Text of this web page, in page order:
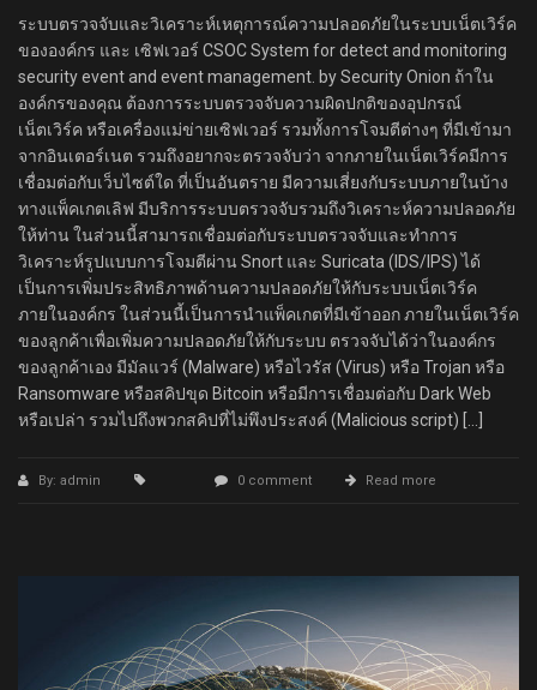
ระบบตรวจจับและวิเคราะห์เหตุการณ์ความปลอดภัยในระบบเน็ตเวิร์ค
ขององค์กร และ เซิฟเวอร์ CSOC System for detect and monitoring
security event and event management. by Security Onion ถ้าใน
องค์กรของคุณ ต้องการระบบตรวจจับความผิดปกติของอุปกรณ์
เน็ตเวิร์ค หรือเครื่องแม่ข่ายเซิฟเวอร์ รวมทั้งการโจมตีต่างๆ ที่มีเข้ามา
จากอินเตอร์เนต รวมถึงอยากจะตรวจจับว่า จากภายในเน็ตเวิร์คมีการ
เชื่อมต่อกับเว็บไซต์ใด ที่เป็นอันตราย มีความเสี่ยงกับระบบภายในบ้าง
ทางแพ็คเกตเลิฟ มีบริการระบบตรวจจับรวมถึงวิเคราะห์ความปลอดภัย
ให้ท่าน ในส่วนนี้สามารถเชื่อมต่อกับระบบตรวจจับและทำการ
วิเคราะห์รูปแบบการโจมตีผ่าน Snort และ Suricata (IDS/IPS) ได้
เป็นการเพิ่มประสิทธิภาพด้านความปลอดภัยให้กับระบบเน็ตเวิร์ค
ภายในองค์กร ในส่วนนี้เป็นการนำแพ็คเกตที่มีเข้าออก ภายในเน็ตเวิร์ค
ของลูกค้าเพื่อเพิ่มความปลอดภัยให้กับระบบ ตรวจจับได้ว่าในองค์กร
ของลูกค้าเอง มีมัลแวร์ (Malware) หรือไวรัส (Virus) หรือ Trojan หรือ
Ransomware หรือสคิปขุด Bitcoin หรือมีการเชื่อมต่อกับ Dark Web
หรือเปล่า รวมไปถึงพวกสคิปที่ไม่พึงประสงค์ (Malicious script) […]
By: admin 0 comment Read more